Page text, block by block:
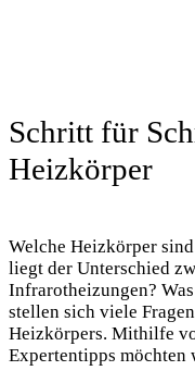
Schritt für
Heizkörper
Welche Heizkörper
liegt der Unterschied
Infrarotheizungen?
stellen sich viele
Heizkörpers. Mithilfe
Expertentipps möchten